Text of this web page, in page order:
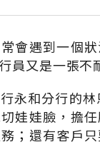
會遇到一個
員又是一張
永和分行的
娃娃臉，擔
；還有客戶